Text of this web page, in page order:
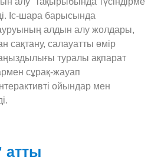
Іс-шара барысында
алдын алу жолдары,
салауатты өмір
туралы ақпарат
сұрақ-жауап
ойындар мен
атты